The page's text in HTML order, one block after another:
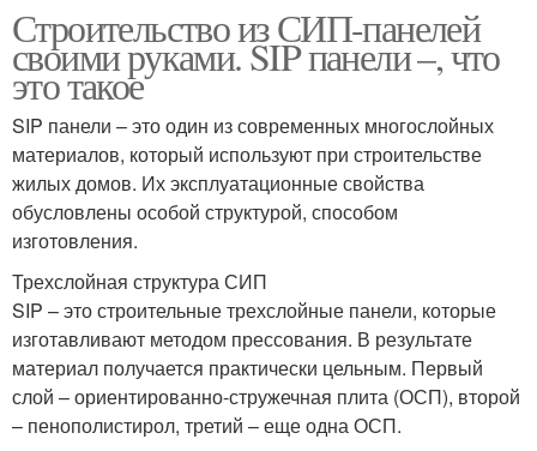
Строительство из СИП-панелей
своими руками. SIP панели –, что
это такое
SIP панели – это один из современных многослойных
материалов, который используют при строительстве
жилых домов. Их эксплуатационные свойства
обусловлены особой структурой, способом
изготовления.
Трехслойная структура СИП
SIP – это строительные трехслойные панели, которые
изготавливают методом прессования. В результате
материал получается практически цельным. Первый
слой – ориентированно-стружечная плита (ОСП), второй
– пенополистирол, третий – еще одна ОСП.